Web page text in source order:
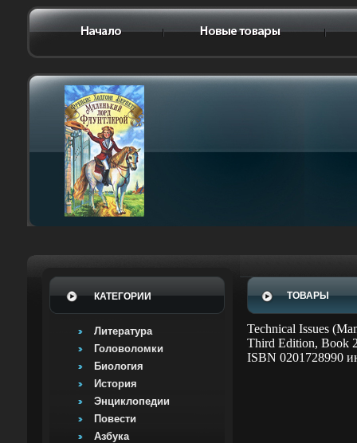
КАТЕГОРИИ
Литература
Головоломки
Биология
История
Энциклопедии
Повести
Азбука
ТОВАРЫ
Technical Issues
Third Edition, Book
ISBN 0201728990